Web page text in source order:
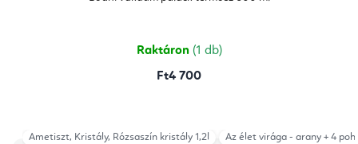
értékelése
csillag.
Raktáron (1 db)
Ft4 700
Ametiszt, Kristály, Rózsaszín kristály 1,2l Az élet virága - arany + 4